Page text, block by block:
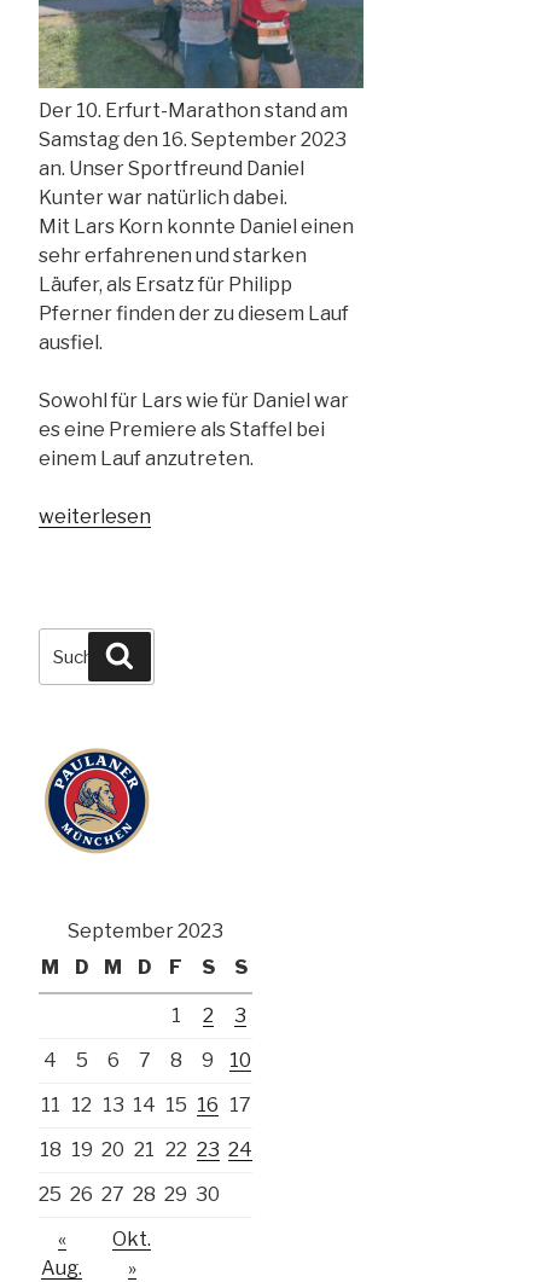
Der 10. Erfurt-Marathon stand am
Samstag den 16. September 2023
an. Unser Sportfreund Daniel
Kunter war natürlich dabei.
Mit Lars Korn konnte Daniel einen
sehr erfahrenen und starken
Läufer, als Ersatz für Philipp
Pferner finden der zu diesem Lauf
ausfiel.
Sowohl für Lars wie für Daniel war
es eine Premiere als Staffel bei
einem Lauf anzutreten.
„16.09.2023
Marathon“
weiterlesen
Suchen
nach:
September 2023
M
D M D F S S
1 2
3
4
5 6 7 8 9
10
11 12 13 14 15 16 17
18 19 20 21 22 23 24
25 26 27 28 29 30
«
Aug.
Okt.
»